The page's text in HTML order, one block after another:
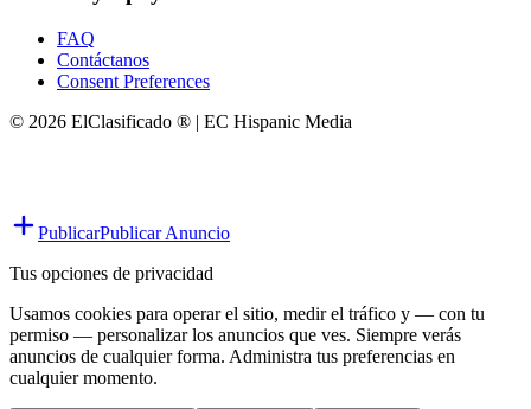
FAQ
Contáctanos
Consent Preferences
© 2026 ElClasificado ® | EC Hispanic Media
PublicarPublicar Anuncio
Tus opciones de privacidad
Usamos cookies para operar el sitio, medir el tráfico y — con tu
permiso — personalizar los anuncios que ves. Siempre verás
anuncios de cualquier forma. Administra tus preferencias en
cualquier momento.